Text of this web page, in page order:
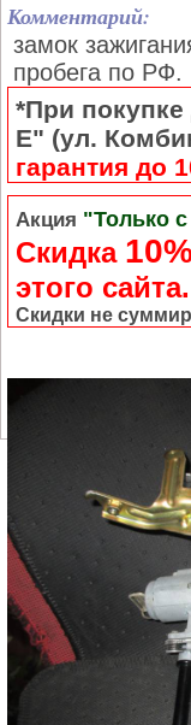
Комментарий:
замок
пробега по РФ.
*При
Е" (ул.
гарантия до
Акция "Только
Скидка
этого сайта.
Скидки не